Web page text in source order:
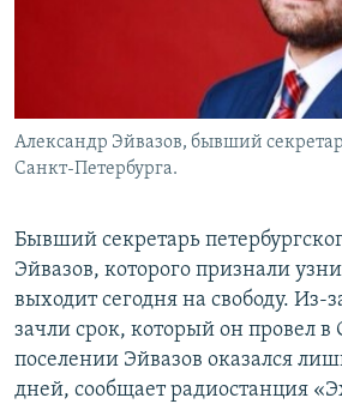
Александр Эйвазов, бывший
Санкт-Петербурга.
Бывший секретарь
Эйвазов, которого признали
выходит сегодня на свободу. Из-
зачли срок, который он провел
поселении Эйвазов оказался
дней, сообщает радиостанция